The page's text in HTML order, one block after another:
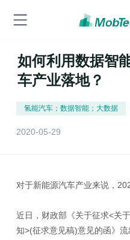
如何利用数据智
车产业落地？
氢能汽车；数据智能；大数据
2020-05-29
对于新能源汽车产业来说，
近日，财政部《关于征求<关
知>(征求意见稿)意见的函》